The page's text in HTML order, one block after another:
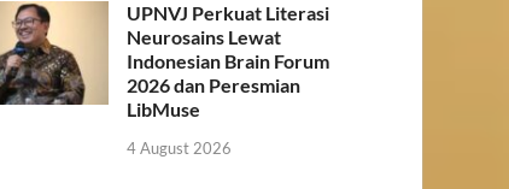
UPNVJ Perkuat Literasi
Neurosains Lewat
Indonesian Brain Forum
2026 dan Peresmian
LibMuse
4 August 2026